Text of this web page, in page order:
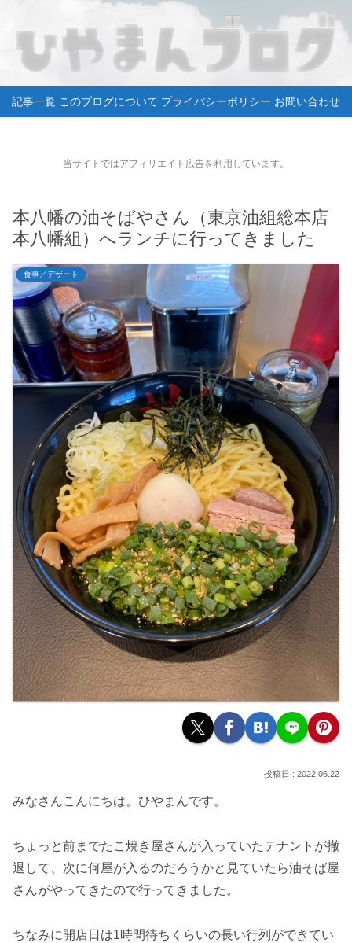
記事一覧 このブログについて プライバシーポリシー お問い合わせ
当サイトではアフィリエイト広告を利用しています。
本八幡の油そばやさん（東京油組総本店
本八幡組）へランチに行ってきました
食事／デザート
2022.06.22
みなさんこんにちは。ひやまんです。
ちょっと前までたこ焼き屋さんが入っていたテナントが撤
退して、次に何屋が入るのだろうかと見ていたら油そば屋
さんがやってきたので行ってきました。
ちなみに開店日は1時間待ちくらいの長い行列ができてい